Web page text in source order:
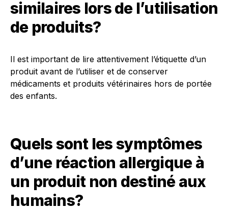
similaires lors de l’utilisation
de produits?
Il est important de lire attentivement l’étiquette d’un
produit avant de l’utiliser et de conserver
médicaments et produits vétérinaires hors de portée
des enfants.
Quels sont les symptômes
d’une réaction allergique à
un produit non destiné aux
humains?